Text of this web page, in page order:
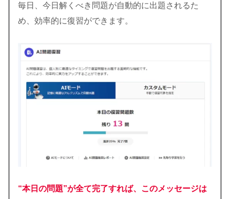
毎日、今日解くべき問題が自動的に出題されるた
め、効率的に復習ができます。
“本日の問題”が全て完了すれば、このメッセージは